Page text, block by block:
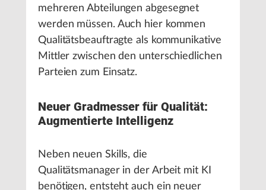
mehreren Abteilungen abgesegnet
werden müssen. Auch hier kommen
Qualitätsbeauftragte als kommunikative
Mittler zwischen den unterschiedlichen
Parteien zum Einsatz.
Neuer Gradmesser für Qualität:
Augmentierte Intelligenz
Neben neuen Skills, die
Qualitätsmanager in der Arbeit mit KI
benötigen, entsteht auch ein neuer